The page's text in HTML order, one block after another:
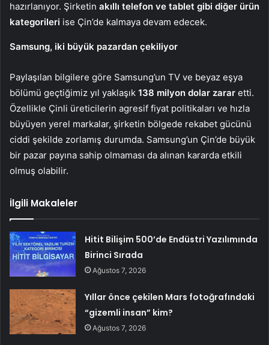
hazırlanıyor. Şirketin akıllı telefon ve tablet gibi diğer ürün
kategorileri ise Çin’de kalmaya devam edecek.
Samsung, iki büyük pazardan çekiliyor
Paylaşılan bilgilere göre Samsung’un TV ve beyaz eşya
bölümü geçtiğimiz yıl yaklaşık 138 milyon dolar zarar etti.
Özellikle Çinli üreticilerin agresif fiyat politikaları ve hızla
büyüyen yerel markalar, şirketin bölgede rekabet gücünü
ciddi şekilde zorlamış durumda. Samsung’un Çin’de büyük
bir pazar payına sahip olmaması da alınan kararda etkili
olmuş olabilir.
İlgili Makaleler
Hitit Bilişim 500’de Endüstri Yazılımında
Birinci Sırada
Ağustos 7, 2026
Yıllar önce çekilen Mars fotoğrafındaki
“gizemli insan” kim?
Ağustos 7, 2026